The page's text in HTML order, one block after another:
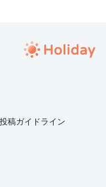
稿ガイドライン